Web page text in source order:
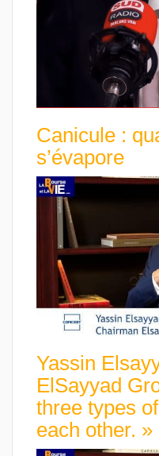
Canicule :
s’évapore
Yassin
ElSayyad
three types
each other. »